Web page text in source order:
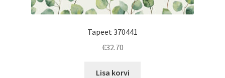
Tapeet 370441
€32.70
Lisa korvi